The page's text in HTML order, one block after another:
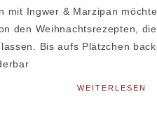
mit Ingwer & Marzipan
den Weihnachtsrezepten,
Bis aufs Plätzchen
WEITERLESEN